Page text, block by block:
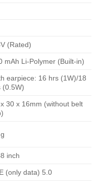
(Rated)
mAh Li-Polymer (Built-in)
earpiece: 16 hrs (1W)/18
(0.5W)
30 x 16mm (without belt
inch
(only data) 5.0